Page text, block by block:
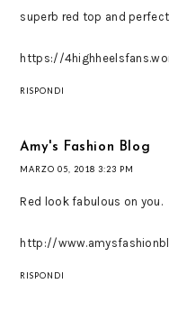
superb red top and
https://
RISPONDI
Amy's Fashion Blog
MARZO 05, 2018 3:23 PM
Red look fabulous on you.
http://
RISPONDI